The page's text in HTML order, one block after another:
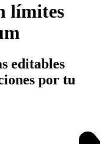
límites
editables
por tu